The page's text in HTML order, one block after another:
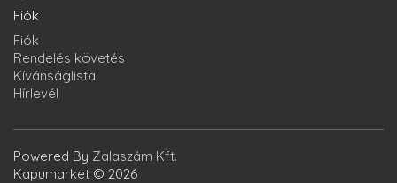
Fiók
Fiók
Rendelés követés
Kívánságlista
Hírlevél
Powered By Zalaszám Kft.
Kapumarket © 2026